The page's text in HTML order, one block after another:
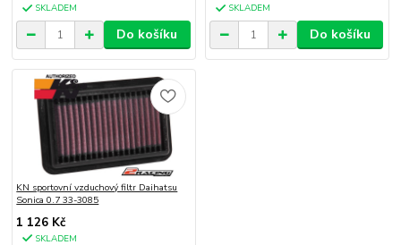
SKLADEM
Do košíku
SKLADEM
Do košíku
KN sportovní vzduchový filtr Daihatsu
Sonica 0.7 33-3085
1 126 Kč
SKLADEM